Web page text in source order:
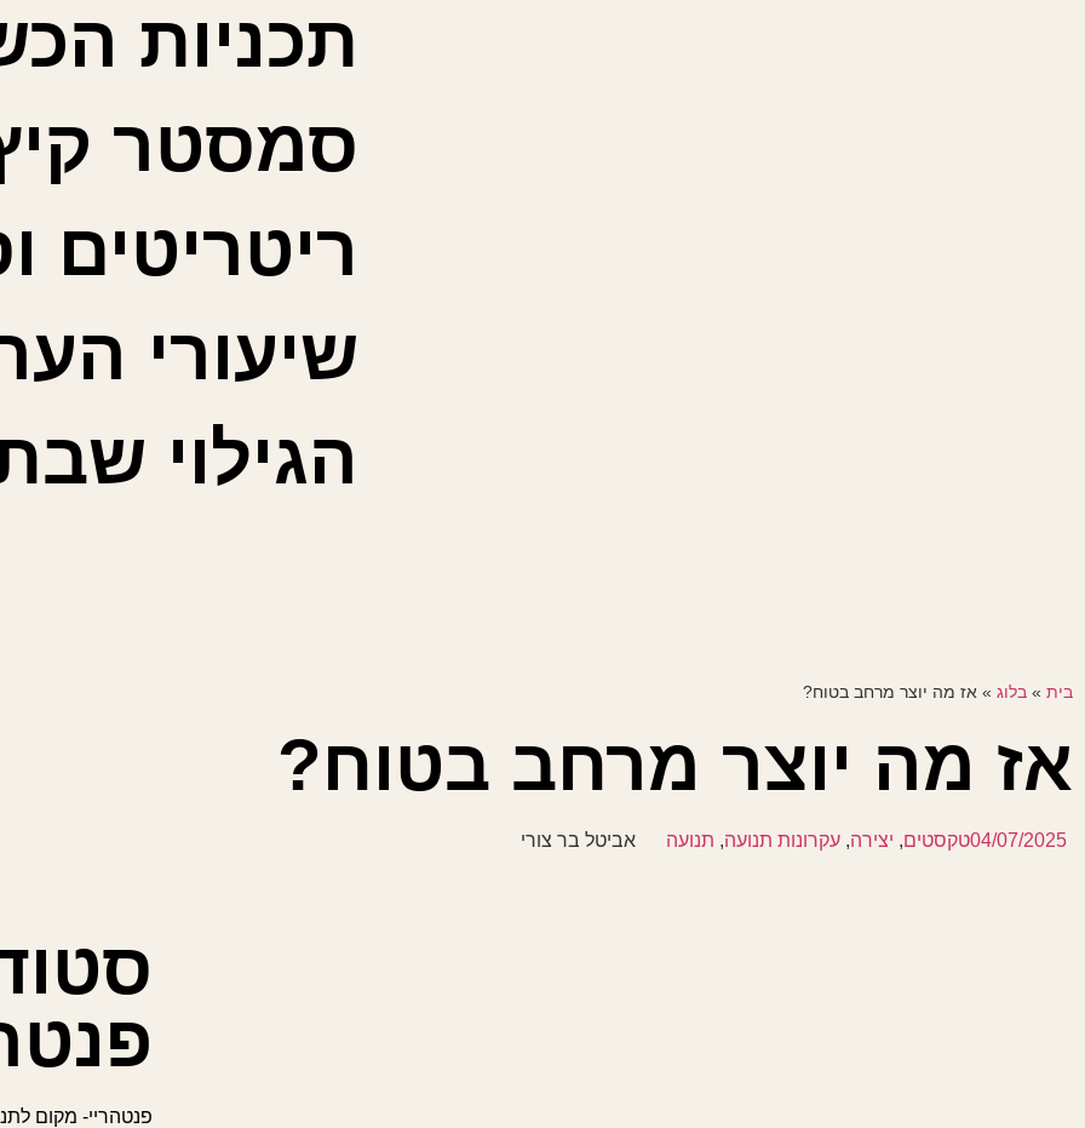
תכניות
סמסטר
ריטריטים
שיעורי
הגילוי
בית » בלוג » אז מה יוצר מרחב בטוח?
אז מה יוצר מרחב בטוח?
04/07/2025טקסטים, יצירה, עקרונות תנועה, תנועה אביטל בר צורי
פנטהריי- מקום